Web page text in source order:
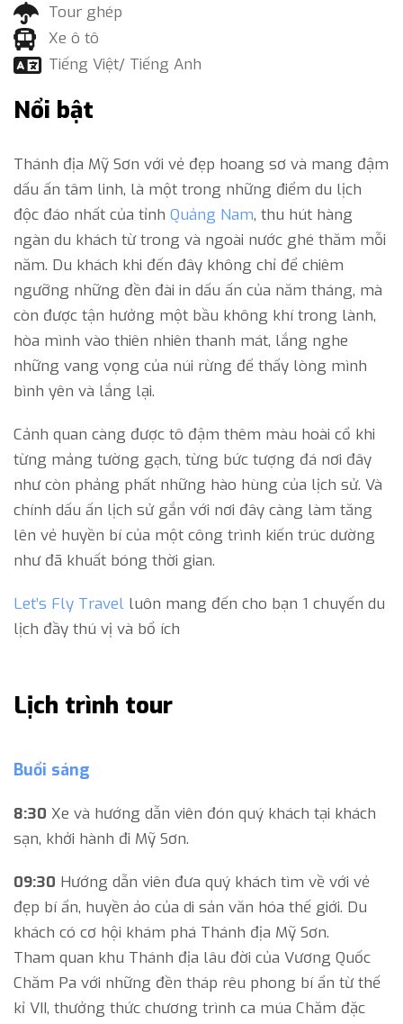
Tour ghép
Xe ô tô
Tiếng Việt/ Tiếng Anh
Nổi bật
Thánh địa Mỹ Sơn với vẻ đẹp hoang sơ và mang đậm
dấu ấn tâm linh, là một trong những điểm du lịch
độc đáo nhất của tỉnh Quảng Nam, thu hút hàng
ngàn du khách từ trong và ngoài nước ghé thăm mỗi
năm. Du khách khi đến đây không chỉ để chiêm
ngưỡng những đền đài in dấu ấn của năm tháng, mà
còn được tận hưởng một bầu không khí trong lành,
hòa mình vào thiên nhiên thanh mát, lắng nghe
những vang vọng của núi rừng để thấy lòng mình
bình yên và lắng lại.
Cảnh quan càng được tô đậm thêm màu hoài cổ khi
từng mảng tường gạch, từng bức tượng đá nơi đây
như còn phảng phất những hào hùng của lịch sử. Và
chính dấu ấn lịch sử gắn với nơi đây càng làm tăng
lên vẻ huyền bí của một công trình kiến trúc dường
như đã khuất bóng thời gian.
Let’s Fly Travel luôn mang đến cho bạn 1 chuyến du
lịch đầy thú vị và bổ ích
Lịch trình tour
Buổi sáng
8:30 Xe và hướng dẫn viên đón quý khách tại khách
sạn, khởi hành đi Mỹ Sơn.
09:30 Hướng dẫn viên đưa quý khách tìm về với vẻ
đẹp bí ẩn, huyền ảo của di sản văn hóa thế giới. Du
khách có cơ hội khám phá Thánh địa Mỹ Sơn.
Tham quan khu Thánh địa lâu đời của Vương Quốc
Chăm Pa với những đền tháp rêu phong bí ẩn từ thế
kỉ VII, thưởng thức chương trình ca múa Chăm đặc